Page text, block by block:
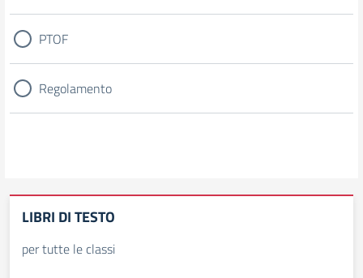
PTOF
Regolamento
LIBRI DI TESTO
per tutte le classi